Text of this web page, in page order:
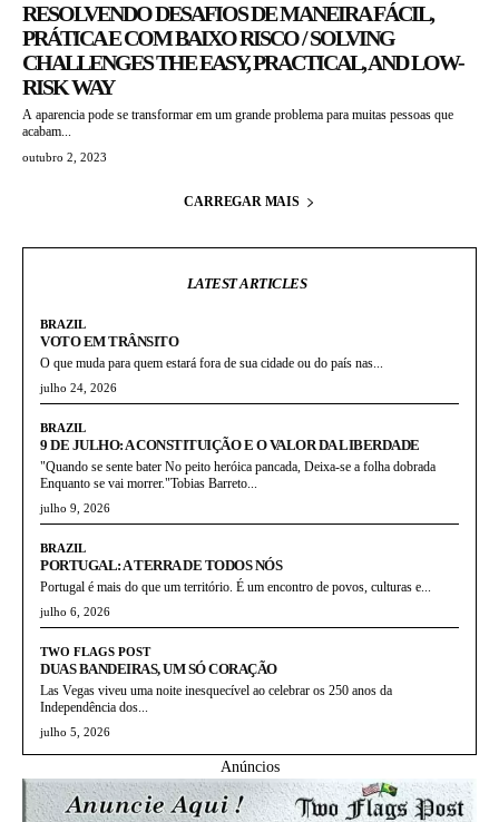
RESOLVENDO DESAFIOS DE MANEIRA FÁCIL,
PRÁTICA E COM BAIXO RISCO / SOLVING
CHALLENGES THE EASY, PRACTICAL, AND LOW-
RISK WAY
A aparencia pode se transformar em um grande problema para muitas pessoas que
acabam...
outubro 2, 2023
CARREGAR MAIS
LATEST ARTICLES
BRAZIL
VOTO EM TRÂNSITO
O que muda para quem estará fora de sua cidade ou do país nas...
julho 24, 2026
BRAZIL
9 DE JULHO: A CONSTITUIÇÃO E O VALOR DA LIBERDADE
"Quando se sente bater No peito heróica pancada, Deixa-se a folha dobrada
Enquanto se vai morrer."Tobias Barreto...
julho 9, 2026
BRAZIL
PORTUGAL: A TERRA DE TODOS NÓS
Portugal é mais do que um território. É um encontro de povos, culturas e...
julho 6, 2026
TWO FLAGS POST
DUAS BANDEIRAS, UM SÓ CORAÇÃO
Las Vegas viveu uma noite inesquecível ao celebrar os 250 anos da
Independência dos...
julho 5, 2026
Anúncios